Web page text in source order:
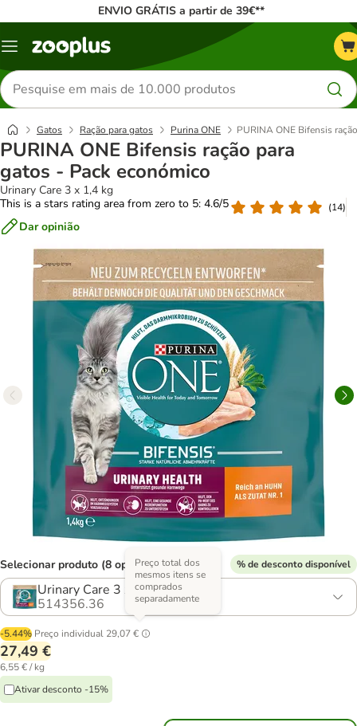
ENVIO GRÁTIS a partir de 39€**
Menu
Pesquisar
produtos
Gatos Ração para gatos Purina ONE PURINA ONE Bifensis
PURINA ONE Bifensis ração para
gatos - Pack económico
Urinary Care 3 x 1,4 kg
This is a stars rating area from zero to 5: 4.6/5
(14)
Dar opinião
Selecionar produto (8 opções) % de desconto disponível
Urinary Care 3 x 1,4 kg
514356.36
-5.44% Preço individual 29,07 €
Preço total dos
mesmos itens se
comprados
separadamente
27,49 €
6,55 € / kg
Ativar desconto -15%